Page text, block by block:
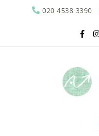
020 4538 3390